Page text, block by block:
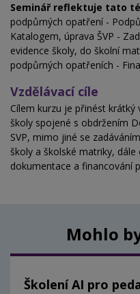
Seminář reflektuje tato
podpůrných opatření -
Katalogem, úprava ŠVP -
evidence školy, do školní
podpůrných opatřeních -
Vzdělávací cíle
Cílem kurzu je přinést
školy spojené s obdržením
SVP, mimo jiné se
školy a školské matriky,
dokumentace a financování
Mohlo
Školení AI pro